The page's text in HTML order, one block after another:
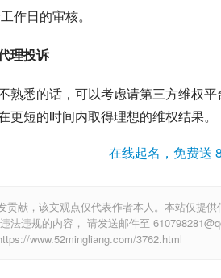
作日的审核。
理投诉
熟悉的话，可以考虑请第三方维权
更短的时间内取得理想的维权结果。
在线起名，免费送
贡献，该文观点仅代表作者本人。本站仅提
法违规的内容， 请发送邮件至
www.52mingliang.com/3762.html